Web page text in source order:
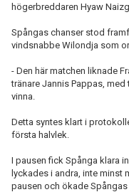
högerbreddaren Hyaw
Spångas chanser stod
vindsnabbe Wilondja som
- Den här matchen liknade
tränare Jannis Pappas,
vinna.
Detta syntes klart i
första halvlek.
I pausen fick Spånga klara
lyckades i andra, inte minst
pausen och ökade